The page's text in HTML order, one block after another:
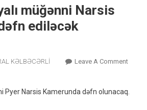
müğənni Narsis
ediləcək
KƏLBƏCƏRLİ Leave A CommentOn
Pyer Narsis Kamerunda dəfn olunacaq.